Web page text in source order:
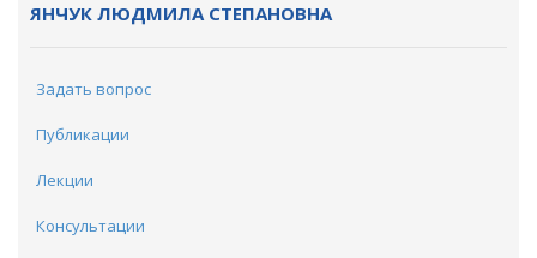
ЯНЧУК ЛЮДМИЛА СТЕПАНОВНА
Задать вопрос
Публикации
Лекции
Консультации